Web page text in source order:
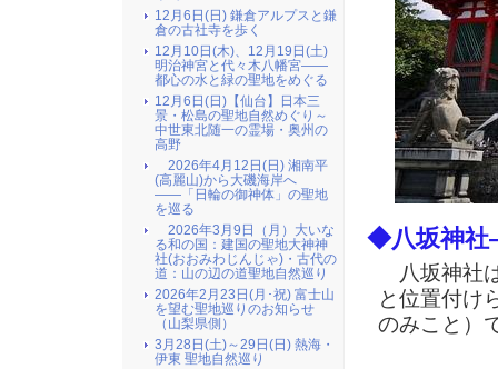
◆八坂神
八坂神社
と位置付け
のみこと）
12月6日(日) 鎌倉アルプスと鎌
倉の古社寺を歩く
12月10日(木)、12月19日(土)
明治神宮と代々木八幡宮――
都心の水と緑の聖地をめぐる
12月6日(日)【仙台】日本三
景・松島の聖地自然めぐり～
中世東北随一の霊場・奥州の
高野
2026年4月12日(日) 湘南平
(高麗山)から大磯海岸へ
――「日輪の御神体」の聖地
を巡る
2026年3月9日（月）大いな
る和の国：建国の聖地大神神
社(おおみわじんじゃ)・古代の
道：山の辺の道聖地自然巡り
2026年2月23日(月･祝) 富士山
を望む聖地巡りのお知らせ
（山梨県側）
3月28日(土)～29日(日) 熱海・
伊東 聖地自然巡り